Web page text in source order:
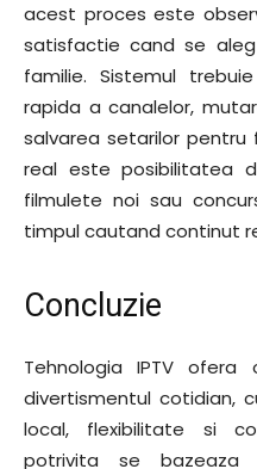
acest proces este
satisfactie cand se
familie. Sistemul
rapida a canalelor,
salvarea setarilor pentru
real este posibilitatea
filmulete noi sau
timpul cautand continut
Concluzie
Tehnologia IPTV
divertismentul cotidian,
local, flexibilitate si
potrivita se